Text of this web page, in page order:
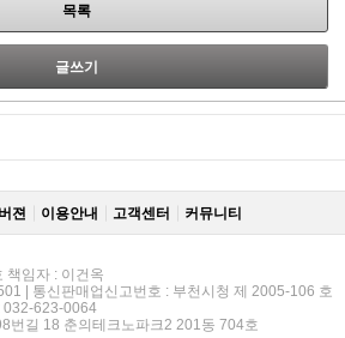
목록
글쓰기
젼 이용안내 고객센터 커뮤니티
책임자 : 이건옥
| 통신판매업신고번호 : 부천시청 제 2005-106 호
032-623-0064
번길 18 춘의테크노파크2 201동 704호